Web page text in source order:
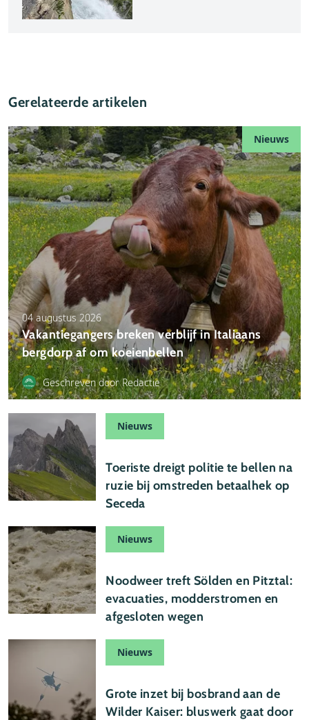
Gerelateerde artikelen
Nieuws
04 augustus 2026
Vakantiegangers breken verblijf in Italiaans
bergdorp af om koeienbellen
Geschreven door Redactie
Nieuws
Toeriste dreigt politie te bellen na
ruzie bij omstreden betaalhek op
Seceda
Nieuws
Noodweer treft Sölden en Pitztal:
evacuaties, modderstromen en
afgesloten wegen
Nieuws
Grote inzet bij bosbrand aan de
Wilder Kaiser: bluswerk gaat door